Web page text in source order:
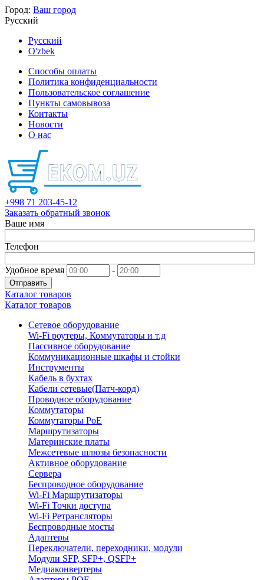
Город: Ваш город
Русский
Русский
O'zbek
Способы оплаты
Политика конфиденциальности
Пользовательское соглашение
Пункты самовывоза
Контакты
Новости
О нас
+998 71 203-45-12
Заказать обратный звонок
Ваше имя
Телефон
Удобное время -
Отправить
Каталог товаров
Каталог товаров
Сетевое оборудование
Wi-Fi роутеры, Коммутаторы и т.д
Пассивное оборудование
Коммуникационные шкафы и стойки
Инструменты
Кабель в бухтах
Кабели сетевые(Патч-корд)
Проводное оборудование
Коммутаторы
Коммутаторы PoE
Маршрутизаторы
Материнские платы
Межсетевые шлюзы безопасности
Активное оборудование
Сервера
Беспроводное оборудование
Wi-Fi Маршрутизаторы
Wi-Fi Точки доступа
Wi-Fi Ретрансляторы
Беспроводные мосты
Адаптеры
Переключатели, переходники, модули
Модули SFP, SFP+, QSFP+
Медиаконвертеры